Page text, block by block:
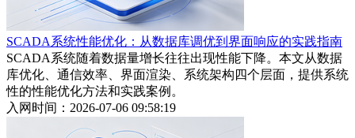
SCADA系统性能优化：从数据库调优到界面响应的实践指南
SCADA系统随着数据量增长往往出现性能下降。本文从数据
库优化、通信效率、界面渲染、系统架构四个层面，提供系统
性的性能优化方法和实践案例。
入网时间：2026-07-06 09:58:19